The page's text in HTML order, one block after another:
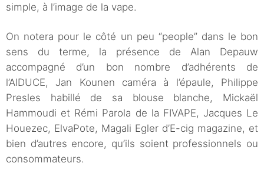
simple, à l’image de la vape.
On notera pour le côté un peu “people” dans le bon
sens du terme, la présence de Alan Depauw
accompagné d’un bon nombre d’adhérents de
l’AIDUCE, Jan Kounen caméra à l’épaule, Philippe
Presles habillé de sa blouse blanche, Mickaël
Hammoudi et Rémi Parola de la FIVAPE, Jacques Le
Houezec, ElvaPote, Magali Egler d’E-cig magazine, et
bien d’autres encore, qu’ils soient professionnels ou
consommateurs.